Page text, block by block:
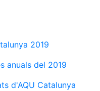
2019
anuals del 2019
d'AQU Catalunya